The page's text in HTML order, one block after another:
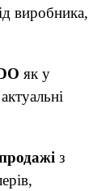
виробника,
як у
з